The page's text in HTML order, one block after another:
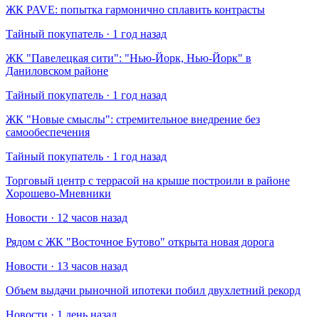
​ЖК PAVE: попытка гармонично сплавить контрасты
Тайный покупатель · 1 год назад
​ЖК "Павелецкая сити": "Нью-Йорк, Нью-Йорк" в
Даниловском районе
Тайный покупатель · 1 год назад
​ЖК "Новые смыслы": стремительное внедрение без
самообеспечения
Тайный покупатель · 1 год назад
Торговый центр с террасой на крыше построили в районе
Хорошево-Мневники
Новости · 12 часов назад
Рядом с ЖК "Восточное Бутово" открыта новая дорога
Новости · 13 часов назад
Объем выдачи рыночной ипотеки побил двухлетний рекорд
Новости · 1 день назад